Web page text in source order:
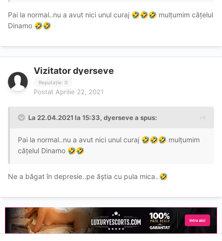
aprecierea mea pentru profesionalismul tău!
Pai la normal..nu a avut nici unul curaj 🤣🤣🤣 mulțumim cățelul
Dinamo 🤣🤣
Vizitator dyerseve
Reputație: 0
Postat Aprilie 22, 2021
La 22.04.2021 la 15:33, dyersevea spus:
Pai la normal..nu a avut nici unul curaj 🤣🤣🤣 mulțumim
cățelul Dinamo 🤣🤣
Ne a băgat în depresie..pe ăștia cu pula mica..🤣